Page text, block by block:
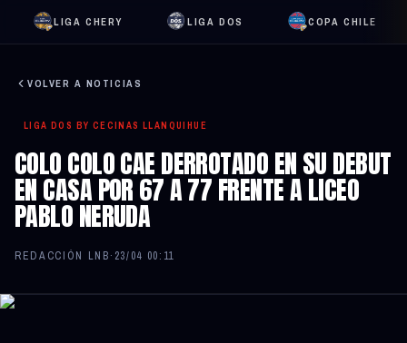
LIGA CHERY LIGA DOS COPA CHILE
VOLVER A NOTICIAS
LIGA DOS BY CECINAS LLANQUIHUE
COLO COLO CAE DERROTADO EN SU DEBUT
EN CASA POR 67 A 77 FRENTE A LICEO
PABLO NERUDA
REDACCIÓN LNB· 23/04 00:11